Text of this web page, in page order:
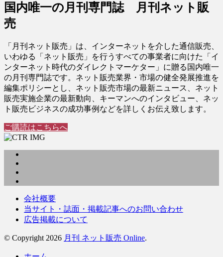
国内唯一の月刊専門誌 月刊ネット販
売
「月刊ネット販売」は、インターネットを介した通信販売、
いわゆる「ネット販売」を行うすべての事業者に向けた「イ
ンターネット時代のダイレクトマーケター」に贈る国内唯一
の月刊専門誌です。ネット販売業界・市場の健全発展推進を
編集ポリシーとし、ネット販売市場の最新ニュース、ネット
販売実施企業の最新動向、キーマンへのインタビュー、ネッ
ト販売ビジネスの成功事例などを詳しくお伝え致します。
ご購読はこちらへ
会社概要
当サイト・誌面・掲載記事へのお問い合わせ
広告掲載について
© Copyright 2026 月刊 ネット販売 Online.